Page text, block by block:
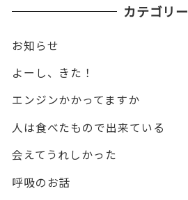
カテゴリー
お知らせ
よーし、きた！
エンジンかかってますか
人は食べたもので出来ている
会えてうれしかった
呼吸のお話